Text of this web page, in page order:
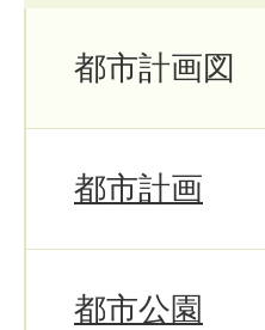
都市計画図
都市計画
都市公園